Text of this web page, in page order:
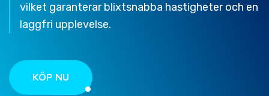
vilket garanterar blixtsnabba hastigheter och en
laggfri upplevelse.
KÖP NU